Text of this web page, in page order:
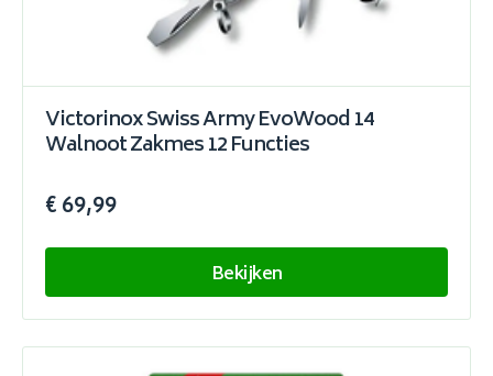
Victorinox Swiss Army EvoWood 14
Walnoot Zakmes 12 Functies
€ 69,99
Bekijken